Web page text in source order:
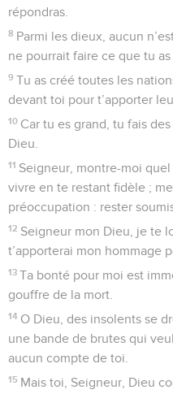
répondras.
8 Parmi les dieux, aucun
ne pourrait faire ce que tu as
9 Tu as créé toutes les
devant toi pour t’apporter
10 Car tu es grand, tu fais
Dieu.
11 Seigneur, montre-moi
vivre en te restant fidèle ;
préoccupation : rester
12 Seigneur mon Dieu, je te
t’apporterai mon hommage
13 Ta bonté pour moi est
gouffre de la mort.
14 O Dieu, des insolents se
une bande de brutes qui
aucun compte de toi.
15 Mais toi, Seigneur, Dieu